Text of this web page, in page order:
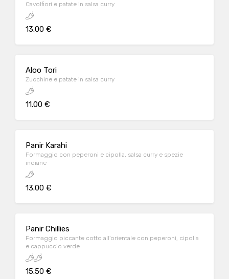
Cavolfiori e patate in salsa curry
13.00 €
Aloo Tori
Zucchine e patate in salsa curry
11.00 €
Panir Karahi
Formaggio con peperoni e cipolla, salsa curry e spezie
indiane
13.00 €
Panir Chillies
Formaggio piccante cotto all'orientale con peperoni, cipolla
e cappuccio verde
15.50 €